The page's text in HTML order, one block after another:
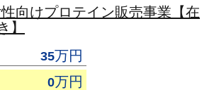
向けプロテイン販売事業【在
】
35万円
0万円